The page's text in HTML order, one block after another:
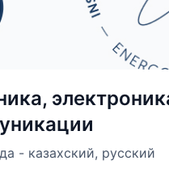
- казахский, русский